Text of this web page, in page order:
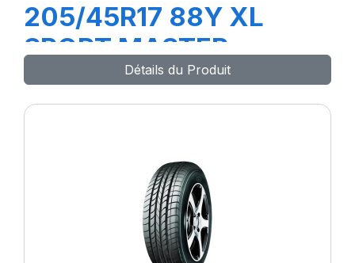
205/45R17 88Y XL
SPORT MASTER
Détails du Produit